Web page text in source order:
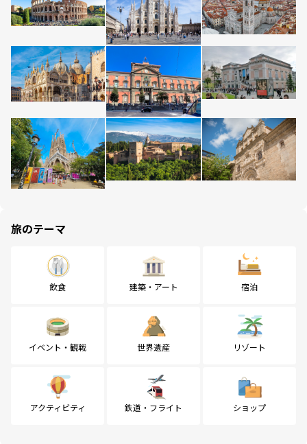
旅のテーマ
飲食 建築・アート 宿泊
イベント・観戦 世界遺産 リゾート
アクティビティ 鉄道・フライト ショップ